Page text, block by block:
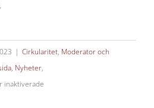
| Cirkularitet, Moderator och
, Nyheter,
inaktiverade